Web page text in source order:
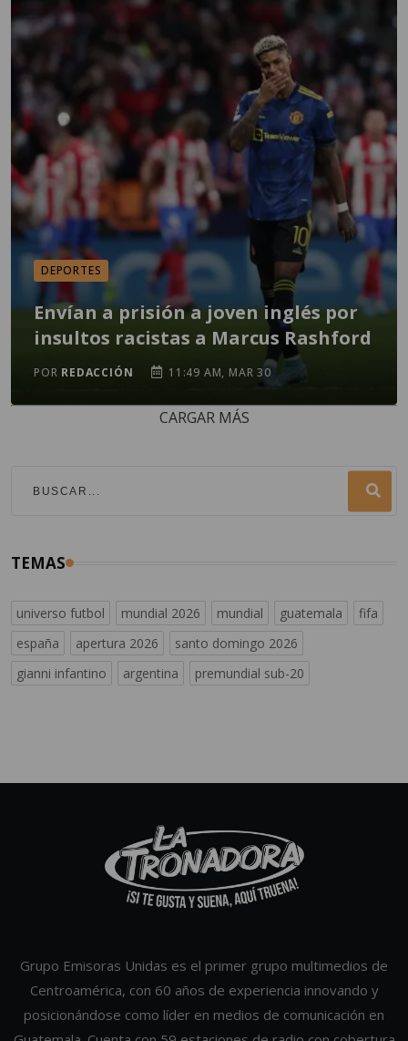
DEPORTES
Envían a prisión a joven inglés por
insultos racistas a Marcus Rashford
POR REDACCIÓN 11:49 AM, MAR 30
CARGAR MÁS
TEMAS
universo futbol mundial 2026 mundial guatemala
fifa
españa
apertura 2026
santo domingo 2026
gianni infantino
argentina premundial sub-20
Grupo Emisoras Unidas es el primer grupo multimedios de
Centroamérica, con 60 años de experiencia innovando y
posicionándose como líder en medios de comunicación en